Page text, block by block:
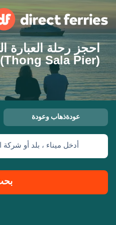
البلدان
تذاكر العبّارة
العبارات
(Thong Sala Pier)
عودةذهاب وعودة
أدخل ميناء ، بلد أو شركة
بحث